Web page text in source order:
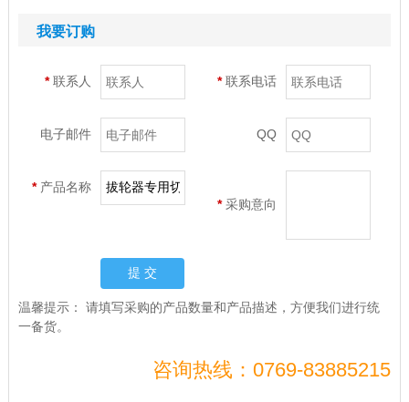
我要订购
*联系人 *联系电话
电子邮件 QQ
* 产品名称
*采购意向
温馨提示： 请填写采购的产品数量和产品描述，方便我们进行统
一备货。
咨询热线：0769-83885215